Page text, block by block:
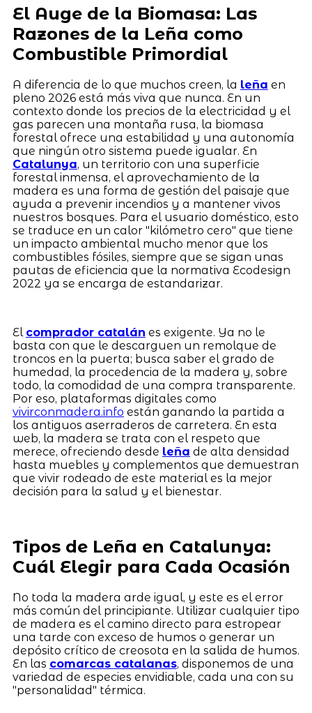
El Auge de la Biomasa: Las
Razones de la Leña como
Combustible Primordial
A diferencia de lo que muchos creen, la leña en
pleno 2026 está más viva que nunca. En un
contexto donde los precios de la electricidad y el
gas parecen una montaña rusa, la biomasa
forestal ofrece una estabilidad y una autonomía
que ningún otro sistema puede igualar. En
Catalunya, un territorio con una superficie
forestal inmensa, el aprovechamiento de la
madera es una forma de gestión del paisaje que
ayuda a prevenir incendios y a mantener vivos
nuestros bosques. Para el usuario doméstico, esto
se traduce en un calor "kilómetro cero" que tiene
un impacto ambiental mucho menor que los
combustibles fósiles, siempre que se sigan unas
pautas de eficiencia que la normativa Ecodesign
2022 ya se encarga de estandarizar.
El comprador catalán es exigente. Ya no le
basta con que le descarguen un remolque de
troncos en la puerta; busca saber el grado de
humedad, la procedencia de la madera y, sobre
todo, la comodidad de una compra transparente.
Por eso, plataformas digitales como
vivirconmadera.info están ganando la partida a
los antiguos aserraderos de carretera. En esta
web, la madera se trata con el respeto que
merece, ofreciendo desde leña de alta densidad
hasta muebles y complementos que demuestran
que vivir rodeado de este material es la mejor
decisión para la salud y el bienestar.
Tipos de Leña en Catalunya:
Cuál Elegir para Cada Ocasión
No toda la madera arde igual, y este es el error
más común del principiante. Utilizar cualquier tipo
de madera es el camino directo para estropear
una tarde con exceso de humos o generar un
depósito crítico de creosota en la salida de humos.
En las comarcas catalanas, disponemos de una
variedad de especies envidiable, cada una con su
"personalidad" térmica.